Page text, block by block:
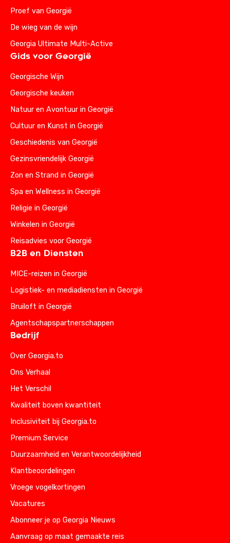
Proef van Georgië
De wieg van de wijn
Georgia Ultimate Multi-Active
Gids voor Georgië
Georgische Wijn
Georgische keuken
Natuur en Avontuur in Georgië
Cultuur en Kunst in Georgië
Geschiedenis van Georgië
Gezinsvriendelijk Georgië
Zon en Strand in Georgië
Spa en Wellness in Georgië
Religie in Georgië
Winkelen in Georgië
Reisadvies voor Georgië
B2B en Diensten
MICE-reizen in Georgië
Logistiek- en mediadiensten in Georgië
Bruiloft in Georgië
Agentschapspartnerschappen
Bedrijf
Over Georgia.to
Ons Verhaal
Het Verschil
Kwaliteit boven kwantiteit
Inclusiviteit bij Georgia.to
Premium Service
Duurzaamheid en Verantwoordelijkheid
Klantbeoordelingen
Vroege vogelkortingen
Vacatures
Abonneer je op Georgia Nieuws
Aanvraag op maat gemaakte reis